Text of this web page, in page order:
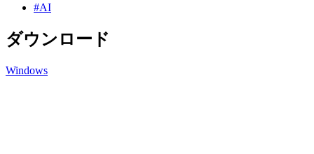
#AI
ダウンロード
Windows